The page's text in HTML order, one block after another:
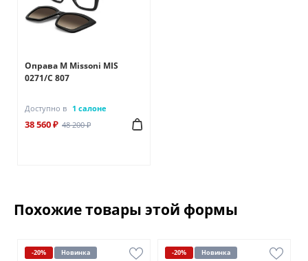
Оправа M Missoni MIS
0271/C 807
Доступно в 1 салоне
38 560 ₽ 48 200 ₽
Похожие товары этой формы
-20% Новинка -20% Новинка